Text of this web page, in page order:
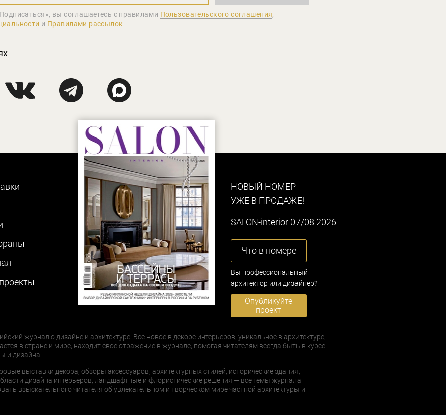
вы соглашаетеcь с правилами Пользовательского соглашения,
и Правилами рассылок
НОВЫЙ НОМЕР
УЖЕ В ПРОДАЖЕ!
SALON-interior 07/08 2026
Что в номере
Вы профессиональный
архитектор или дизайнер?
Опубликуйте
проект
журнал о дизайне и архитектуре. Все новое в декоре интерьеров, уникальное в архитектуре,
в стране и мире, находит свое отражение в журнале, помогая читателям всегда быть в курсе
и дизайна.
выставки декора, обзоры аксессуаров, архитектурных стилей, исторические здания,
дизайна интерьеров, ландшафтные и флористические решения — все темы журнала
взыскательного читателя об увлекательном и творческом мире частной архитектуры и